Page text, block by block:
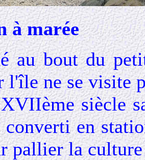
à marée
au bout du
l'île ne se visite
siècle
en
pallier la